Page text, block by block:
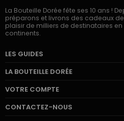
La Bouteille Dorée fête ses 10 ans !
préparons et livrons des cadeaux
plaisir de milliers de destinataires en
continents.
LES GUIDES
LA BOUTEILLE DORÉE
VOTRE COMPTE
CONTACTEZ-NOUS